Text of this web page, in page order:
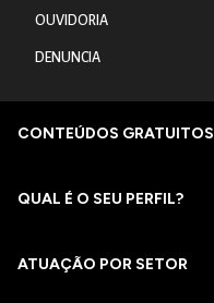
OUVIDORIA
DENUNCIA
CONTEÚDOS GRATUITOS
QUAL É O SEU PERFIL?
ATUAÇÃO POR SETOR